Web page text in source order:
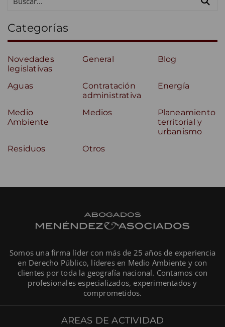
Categorías
Novedades
legislativas
General Blog
Aguas
Contratación
administrativa
Energía
Medio
Ambiente
Medios
Planeamiento
territorial y
urbanismo
Residuos
Otros
Somos una firma líder con más de 25 años de experiencia
en Derecho Público, líderes en Medio Ambiente y con
clientes por toda la geografía nacional. Contamos con
profesionales especializados, experimentados y
comprometidos.
AREAS DE ACTIVIDAD